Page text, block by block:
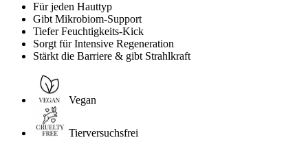
Für jeden Hauttyp
Gibt Mikrobiom-Support
Tiefer Feuchtigkeits-Kick
Sorgt für Intensive Regeneration
Stärkt die Barriere & gibt Strahlkraft
Vegan
Tierversuchsfrei